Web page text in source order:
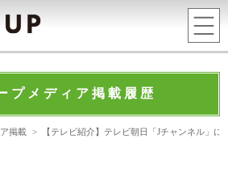
プメディア掲載履歴
掲載 > 【テレビ紹介】テレビ朝日「Jチャンネル」